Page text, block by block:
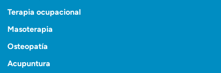
Terapia ocupacional
Masoterapia
Osteopatía
Acupuntura